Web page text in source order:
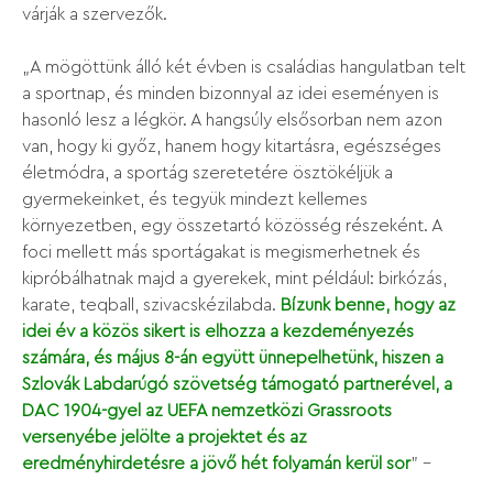
várják a szervezők.
„A mögöttünk álló két évben is családias hangulatban telt
a sportnap, és minden bizonnyal az idei eseményen is
hasonló lesz a légkör. A hangsúly elsősorban nem azon
van, hogy ki győz, hanem hogy kitartásra, egészséges
életmódra, a sportág szeretetére ösztökéljük a
gyermekeinket, és tegyük mindezt kellemes
környezetben, egy összetartó közösség részeként. A
foci mellett más sportágakat is megismerhetnek és
kipróbálhatnak majd a gyerekek, mint például: birkózás,
karate, teqball, szivacskézilabda. Bízunk benne, hogy az
idei év a közös sikert is elhozza a kezdeményezés
számára, és május 8-án együtt ünnepelhetünk, hiszen a
Szlovák Labdarúgó szövetség támogató partnerével, a
DAC 1904-gyel az UEFA nemzetközi Grassroots
versenyébe jelölte a projektet és az
eredményhirdetésre a jövő hét folyamán kerül sor” –